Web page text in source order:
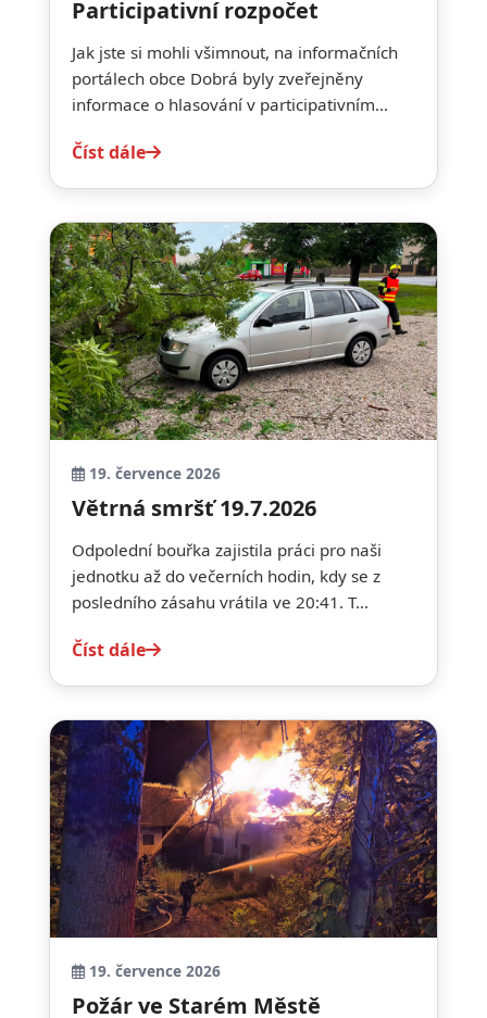
Participativní rozpočet
Jak jste si mohli všimnout, na informačních
portálech obce Dobrá byly zveřejněny
informace o hlasování v participativním...
Číst dále
19. července 2026
Větrná smršť 19.7.2026
Odpolední bouřka zajistila práci pro naši
jednotku až do večerních hodin, kdy se z
posledního zásahu vrátila ve 20:41. T...
Číst dále
19. července 2026
Požár ve Starém Městě